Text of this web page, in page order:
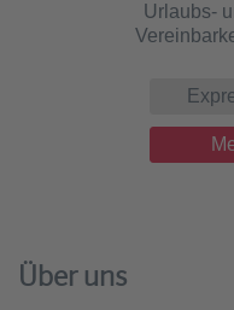
Urlaubs-
Über uns